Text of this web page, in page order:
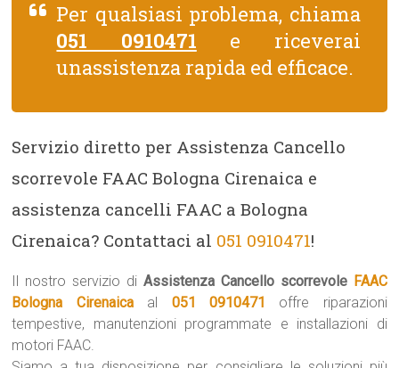
Per qualsiasi problema, chiama
051 0910471 e riceverai
unassistenza rapida ed efficace.
Servizio diretto per Assistenza Cancello
scorrevole FAAC Bologna Cirenaica e
assistenza cancelli FAAC a Bologna
Cirenaica? Contattaci al 051 0910471!
Il nostro servizio di Assistenza Cancello scorrevole FAAC
Bologna Cirenaicaal 051 0910471 offre riparazioni
tempestive, manutenzioni programmate e installazioni di
motori FAAC.